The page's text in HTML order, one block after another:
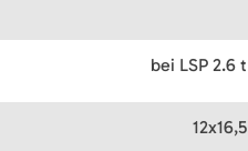
bei LSP 2.6 t
12x16,5